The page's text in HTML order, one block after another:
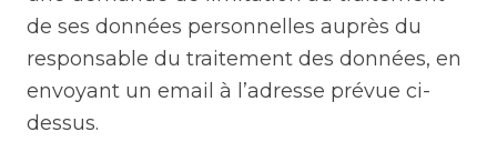
de ses données personnelles auprès du
responsable du traitement des données, en
envoyant un email à l’adresse prévue ci-
dessus.